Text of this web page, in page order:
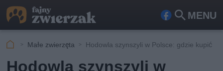
MENU
Fa
ook
Szu
Małe zwierzęta Hodowla szynszyli w Polsce: gdzie kupić
Hodowla szynszyli w